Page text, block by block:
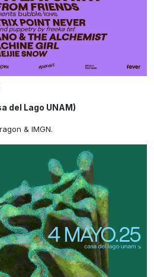
del Lago UNAM)
& IMGN.